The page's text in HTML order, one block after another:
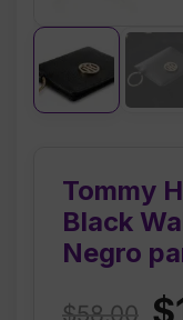
Tommy
Black
Negro
$58.00